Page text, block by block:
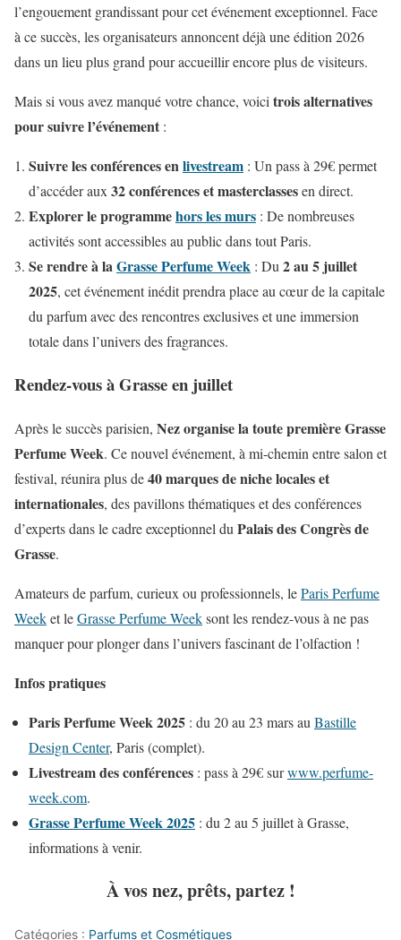
l’engouement grandissant pour cet événement exceptionnel. Face
à ce succès, les organisateurs annoncent déjà une édition 2026
dans un lieu plus grand pour accueillir encore plus de visiteurs.
Mais si vous avez manqué votre chance, voici trois alternatives
pour suivre l’événement :
Suivre les conférences enlivestream : Un pass à 29€ permet
d’accéder aux 32 conférences et masterclassesen direct.
Explorer le programmehors les murs : De nombreuses
activités sont accessibles au public dans tout Paris.
Se rendre à laGrasse Perfume Week : Du 2 au 5 juillet
2025, cet événement inédit prendra place au cœur de la capitale
du parfum avec des rencontres exclusives et une immersion
totale dans l’univers des fragrances.
Rendez-vous à Grasse en juillet
Après le succès parisien, Nez organise la toute première Grasse
Perfume Week. Ce nouvel événement, à mi-chemin entre salon et
festival, réunira plus de40 marques de niche locales et
internationales, des pavillons thématiques et des conférences
d’experts dans le cadre exceptionnel du Palais des Congrès de
Grasse.
Amateurs de parfum, curieux ou professionnels, leParis Perfume
Weeket leGrasse Perfume Weeksont les rendez-vous à ne pas
manquer pour plonger dans l’univers fascinant de l’olfaction !
Infos pratiques
Paris Perfume Week 2025 : du 20 au 23 mars au Bastille
Design Center, Paris (complet).
Livestream des conférences : pass à 29€ surwww.perfume-
week.com.
Grasse Perfume Week 2025 : du 2 au 5 juillet à Grasse,
informations à venir.
À vos nez, prêts, partez !
Catégories : Parfums et Cosmétiques